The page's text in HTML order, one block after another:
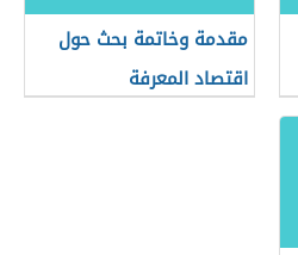
مقدمة وخاتمة بحث حول
اقتصاد المعرفة